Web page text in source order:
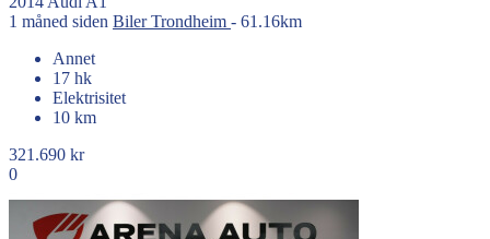
1 måned siden BilerTrondheim - 61.16km
Annet
17 hk
Elektrisitet
10 km
321.690 kr
0